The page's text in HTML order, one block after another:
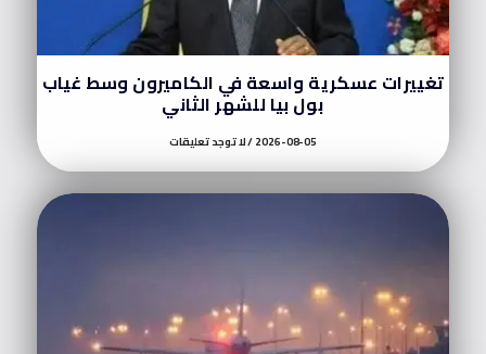
تغييرات عسكرية واسعة في الكاميرون وسط غياب
بول بيا للشهر الثاني
2026-08-05 لا توجد تعليقات